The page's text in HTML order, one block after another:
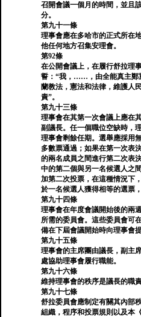
召開會議一個月的時間，並且
分。
第九十一條
理事會應在多哈市的正式所在
他任何地方召集安理會。
第92條
在公開會議上，在履行舒拉理
誓：“我，……，由全能真主鄭
蘭教法，憲法和法律，維護人
責”。
第九十三條
理事會在其第一次會議上應在
副議長。任一個職位空缺時，
理事會剩餘任期。選舉應採用
多數票通過；如果在第一次表
的兩名成員之間進行第二次表
中的第二個與另一名候選人之
加第二次投票，在這種情況下
於一名候選人獲得相等的選票
第九十四條
理事會在年度會議開始後的兩
所需的委員會。這些委員會可
備在下屆會議開始時向理事會
第九十五條
理事會的主席團由議長，副主
處協助理事會履行職能。
第九十六條
維持理事會的秩序是議長的職責
第九十七條
舒拉委員會應制定有關其內部
組織，程序和投票規則以及本